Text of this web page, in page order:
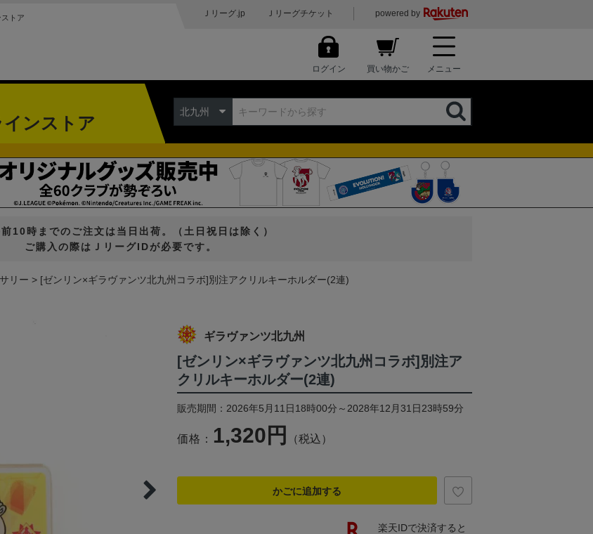
トア Ｊリーグ.jp Ｊリーグチケット powered by
ログイン 買い物かご メニュー
ンストア
北九州
10時までのご注文は当日出荷。（土日祝日は除く）
ご購入の際はＪリーグIDが必要です。
リー [ゼンリン×ギラヴァンツ北九州コラボ]別注アクリルキーホルダー(2連)
ギラヴァンツ北九州
[ゼンリン×ギラヴァンツ北九州コラボ]別注ア
クリルキーホルダー(2連)
販売期間：2026年5月11日18時00分～2028年12月31日23時59分
価格： 1,320円 （税込）
かごに追加する
楽天IDで決済すると